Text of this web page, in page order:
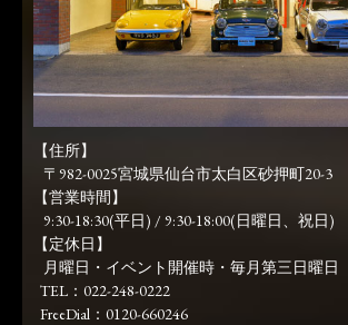
【住所】
〒982-0025宮城県仙台市太白区砂押町20-3
【営業時間】
9:30-18:30(平日) / 9:30-18:00(日曜日、祝日)
【定休日】
月曜日・イベント開催時・毎月第三日曜日
TEL：022-248-0222
FreeDial：0120-660246